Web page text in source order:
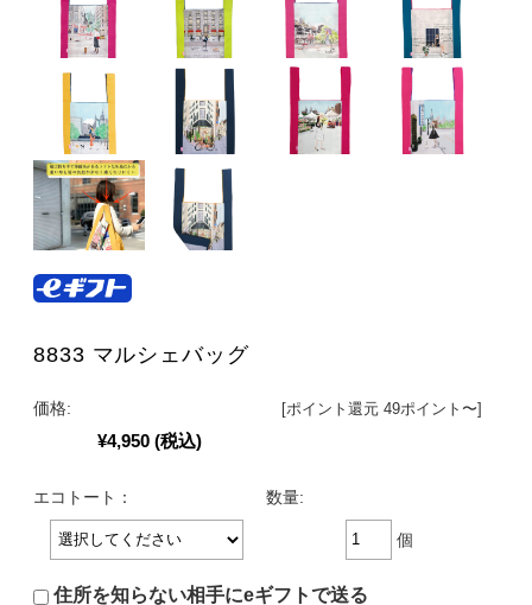
8833 マルシェバッグ
価格:
¥4,950 (税込)
[ポイント還元 49ポイント〜]
エコトート： 数量:
個
住所を知らない相手にeギフトで送る